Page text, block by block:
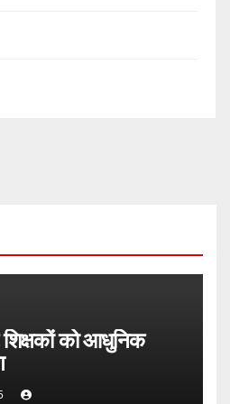
को आधुनिक